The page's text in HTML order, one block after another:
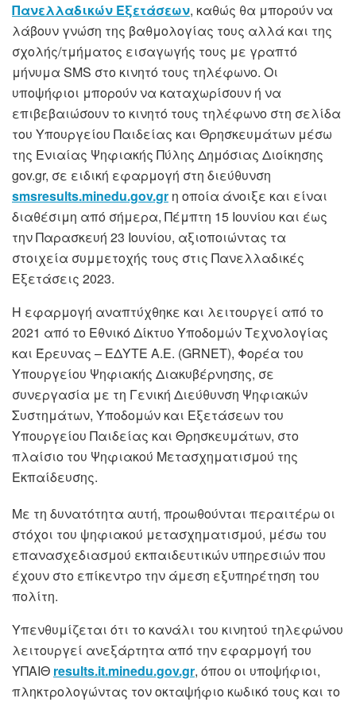
Πανελλαδικών Εξετάσεων, καθώς θα μπορούν να
λάβουν γνώση της βαθμολογίας τους αλλά και της
σχολής/τμήματος εισαγωγής τους με γραπτό
μήνυμα SMS στο κινητό τους τηλέφωνο. Οι
υποψήφιοι μπορούν να καταχωρίσουν ή να
επιβεβαιώσουν το κινητό τους τηλέφωνο στη σελίδα
του Υπουργείου Παιδείας και Θρησκευμάτων μέσω
της Ενιαίας Ψηφιακής Πύλης Δημόσιας Διοίκησης
gov.gr, σε ειδική εφαρμογή στη διεύθυνση
smsresults.minedu.gov.gr η οποία άνοιξε και είναι
διαθέσιμη από σήμερα, Πέμπτη 15 Ιουνίου και έως
την Παρασκευή 23 Ιουνίου, αξιοποιώντας τα
στοιχεία συμμετοχής τους στις Πανελλαδικές
Εξετάσεις 2023.
Η εφαρμογή αναπτύχθηκε και λειτουργεί από το
2021 από το Εθνικό Δίκτυο Υποδομών Τεχνολογίας
και Έρευνας – ΕΔΥΤΕ Α.Ε. (GRNET), Φορέα του
Υπουργείου Ψηφιακής Διακυβέρνησης, σε
συνεργασία με τη Γενική Διεύθυνση Ψηφιακών
Συστημάτων, Υποδομών και Εξετάσεων του
Υπουργείου Παιδείας και Θρησκευμάτων, στο
πλαίσιο του Ψηφιακού Μετασχηματισμού της
Εκπαίδευσης.
Με τη δυνατότητα αυτή, προωθούνται περαιτέρω οι
στόχοι του ψηφιακού μετασχηματισμού, μέσω του
επανασχεδιασμού εκπαιδευτικών υπηρεσιών που
έχουν στο επίκεντρο την άμεση εξυπηρέτηση του
πολίτη.
Υπενθυμίζεται ότι το κανάλι του κινητού τηλεφώνου
λειτουργεί ανεξάρτητα από την εφαρμογή του
ΥΠΑΙΘ results.it.minedu.gov.gr, όπου οι υποψήφιοι,
πληκτρολογώντας τον οκταψήφιο κωδικό τους και το